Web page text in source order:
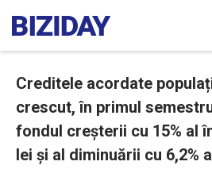
Creditele acordate
crescut, în primul
fondul creșterii cu 15% al
lei şi al diminuării cu 6,2%